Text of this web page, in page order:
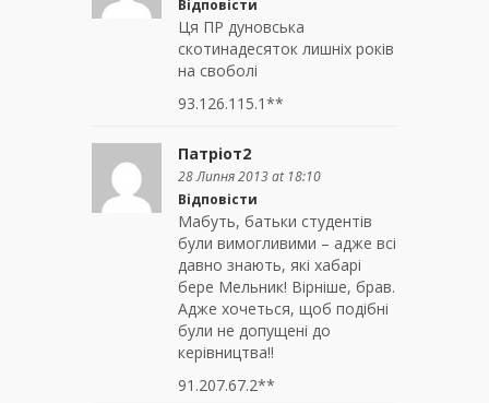
Відповісти
Ця ПР дуновська
скотинадесяток лишніх років
на своболі
93.126.115.1**
Патріот2
28 Липня 2013 at 18:10
Відповісти
Мабуть, батьки студентів
були вимогливими – адже всі
давно знають, які хабарі
бере Мельник! Вірніше, брав.
Адже хочеться, щоб подібні
були не допущені до
керівництва!!
91.207.67.2**